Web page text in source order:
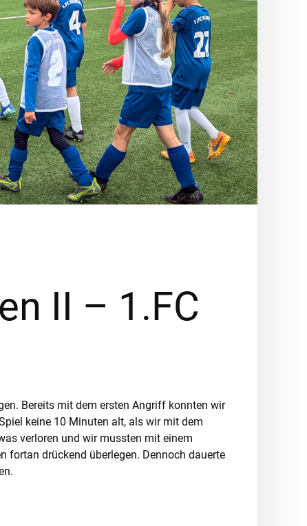
II – 1.FC
Bereits mit dem ersten Angriff konnten wir
keine 10 Minuten alt, als wir mit dem
verloren und wir mussten mit einem
fortan drückend überlegen. Dennoch dauerte